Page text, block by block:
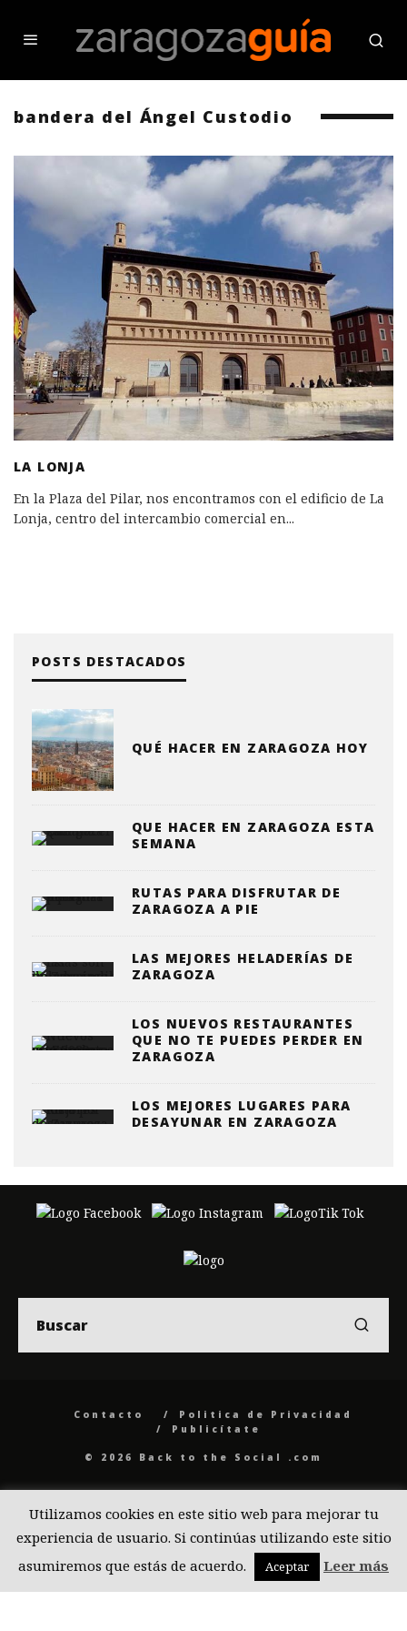
bandera del Ángel Custodio
LA LONJA
En la Plaza del Pilar, nos encontramos con el edificio de La
Lonja, centro del intercambio comercial en...
POSTS DESTACADOS
QUÉ HACER EN ZARAGOZA HOY
QUE HACER EN ZARAGOZA ESTA
SEMANA
RUTAS PARA DISFRUTAR DE
ZARAGOZA A PIE
LAS MEJORES HELADERÍAS DE
ZARAGOZA
LOS NUEVOS RESTAURANTES
QUE NO TE PUEDES PERDER EN
ZARAGOZA
LOS MEJORES LUGARES PARA
DESAYUNAR EN ZARAGOZA
Contacto
Politica de Privacidad
Publicítate
© 2026 Back to the Social .com
Utilizamos cookies en este sitio web para mejorar tu
experiencia de usuario. Si continúas utilizando este sitio
asumiremos que estás de acuerdo.
Aceptar Leer más